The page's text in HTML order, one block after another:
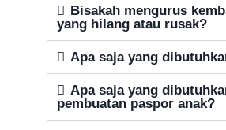
Bisakah mengurus
yang hilang atau rusak?
Apa saja yang
Apa saja yang
pembuatan paspor anak?